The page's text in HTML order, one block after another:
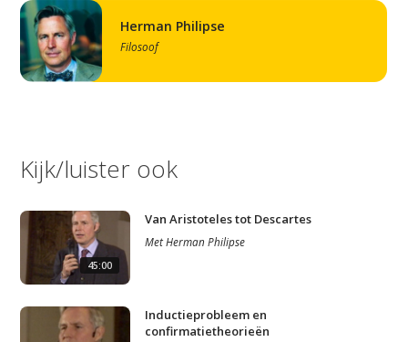
Herman Philipse
Filosoof
Kijk/luister ook
45:00
Van Aristoteles tot Descartes
MetHerman Philipse
Inductieprobleem en
confirmatietheorieën